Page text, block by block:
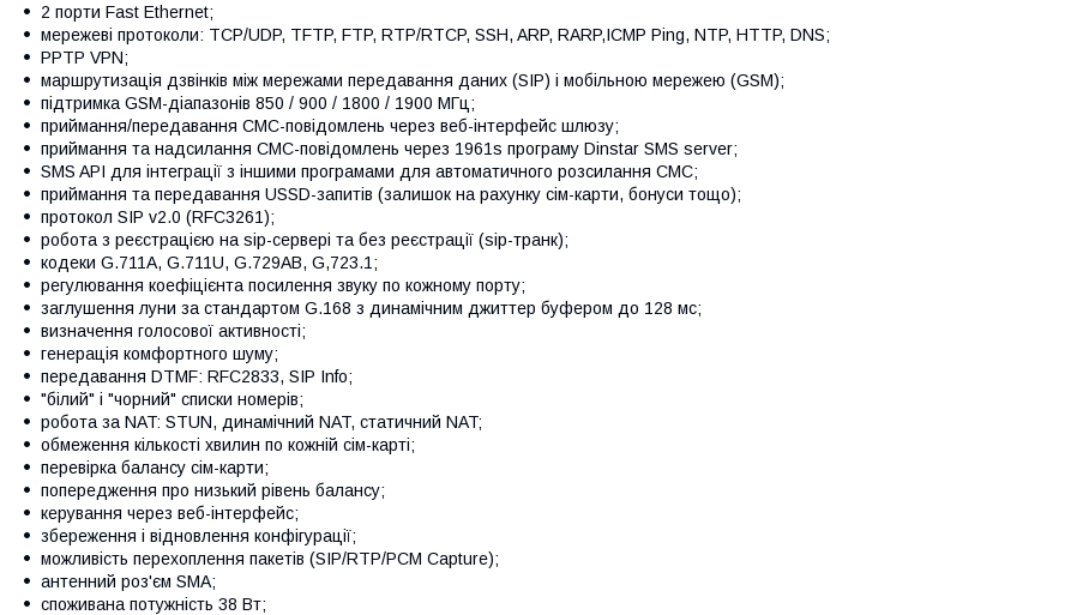
2 порти Fast Ethernet;
мережеві протоколи: TCP/UDP, TFTP, FTP, RTP/RTCP, SSH, ARP, RARP,ICMP Ping, NTP, HTTP, DNS;
PPTP VPN;
маршрутизація дзвінків між мережами передавання даних (SIP) і мобільною мережею (GSM);
підтримка GSM-діапазонів 850 / 900 / 1800 / 1900 МГц;
приймання/передавання СМС-повідомлень через веб-інтерфейс шлюзу;
приймання та надсилання СМС-повідомлень через 1961s програму Dinstar SMS server;
SMS API для інтеграції з іншими програмами для автоматичного розсилання СМС;
приймання та передавання USSD-запитів (залишок на рахунку сім-карти, бонуси тощо);
протокол SIP v2.0 (RFC3261);
робота з реєстрацією на sip-сервері та без реєстрації (sip-транк);
кодеки G.711A, G.711U, G.729AB, G,723.1;
регулювання коефіцієнта посилення звуку по кожному порту;
заглушення луни за стандартом G.168 з динамічним джиттер буфером до 128 мс;
визначення голосової активності;
генерація комфортного шуму;
передавання DTMF: RFC2833, SIP Info;
"білий" і "чорний" списки номерів;
робота за NAT: STUN, динамічний NAT, статичний NAT;
обмеження кількості хвилин по кожній сім-карті;
перевірка балансу сім-карти;
попередження про низький рівень балансу;
керування через веб-інтерфейс;
збереження і відновлення конфігурації;
можливість перехоплення пакетів (SIP/RTP/PCM Capture);
антенний роз'єм SMA;
споживана потужність 38 Вт;